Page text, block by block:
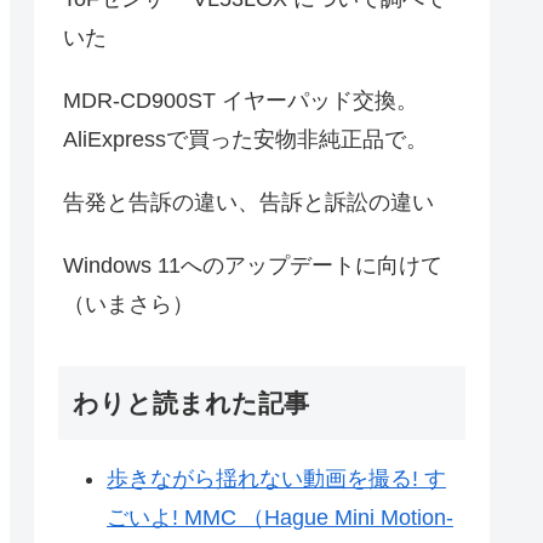
いた
MDR-CD900ST イヤーパッド交換。
AliExpressで買った安物非純正品で。
告発と告訴の違い、告訴と訴訟の違い
Windows 11へのアップデートに向けて
（いまさら）
わりと読まれた記事
歩きながら揺れない動画を撮る! す
ごいよ! MMC （Hague Mini Motion-